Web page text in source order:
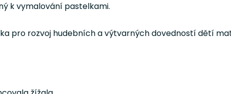
k vymalování pastelkami.
pro rozvoj hudebních a výtvarných dovedností dětí